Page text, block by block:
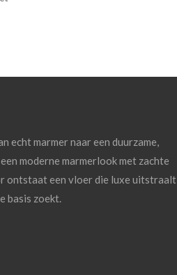
echtmarmernaareen duurzame,
een moderne marmerlookmet zachte
ontstaateen vloerdie luxe uitstraalt
basis zoekt.